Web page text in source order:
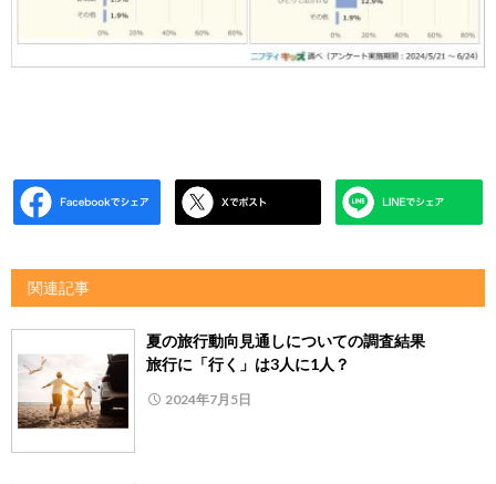
関連記事
夏の旅行動向見通しについての調査結果
旅行に「行く」は3人に1人？
2024年7月5日